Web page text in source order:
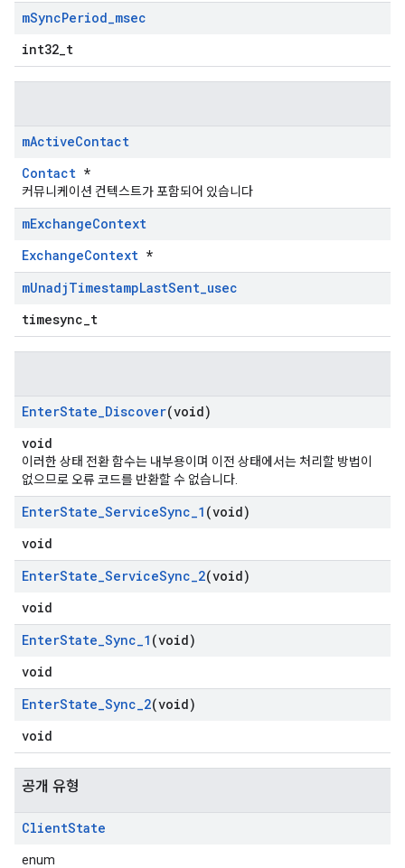
mSyncPeriod_msec
int32_t
mActiveContact
Contact *
커뮤니케이션 컨텍스트가 포함되어 있습니다
mExchangeContext
ExchangeContext *
mUnadjTimestampLastSent_usec
timesync_t
EnterState_Discover(void)
void
이러한 상태 전환 함수는 내부용이며 이전 상태에서는 처리할 방법이
없으므로 오류 코드를 반환할 수 없습니다.
EnterState_ServiceSync_1 (void)
void
EnterState_ServiceSync_2(void)
void
EnterState_Sync_1 (void)
void
EnterState_Sync_2(void)
void
공개 유형
ClientState
enum